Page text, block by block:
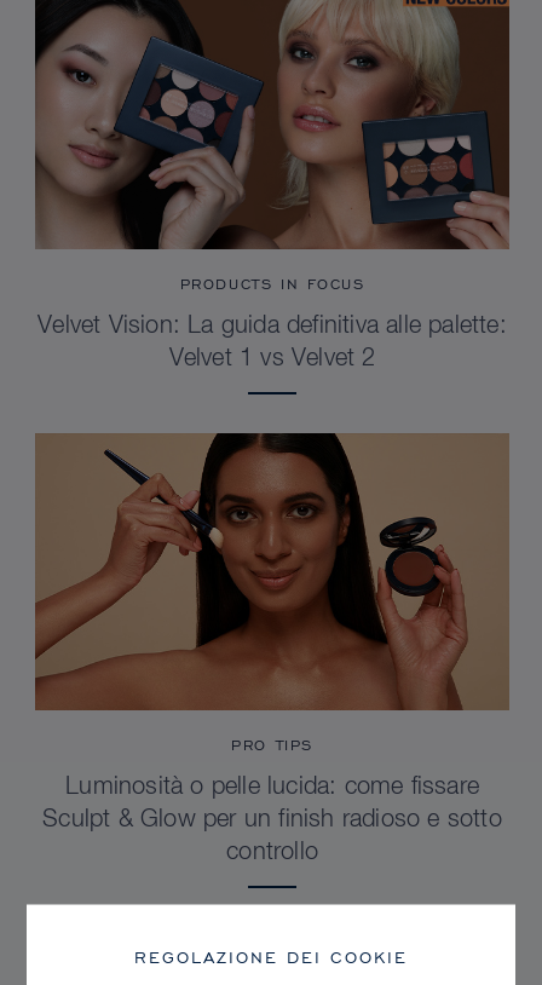
PRODUCTS IN FOCUS
Velvet Vision: La guida definitiva alle palette:
Velvet 1 vs Velvet 2
PRO TIPS
Luminosità o pelle lucida: come fissare
Sculpt & Glow per un finish radioso e sotto
controllo
REGOLAZIONE DEI COOKIE